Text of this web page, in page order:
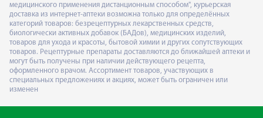
медицинского применения дистанционным способом", курьерская
доставка из интернет-аптеки возможна только для определённых
категорий товаров: безрецептурных лекарственных средств,
биологически активных добавок (БАДов), медицинских изделий,
товаров для ухода и красоты, бытовой химии и других сопутствующих
товаров. Рецептурные препараты доставляются до ближайшей аптеки и
могут быть получены при наличии действующего рецепта,
оформленного врачом. Ассортимент товаров, участвующих в
специальных предложениях и акциях, может быть ограничен или
изменен